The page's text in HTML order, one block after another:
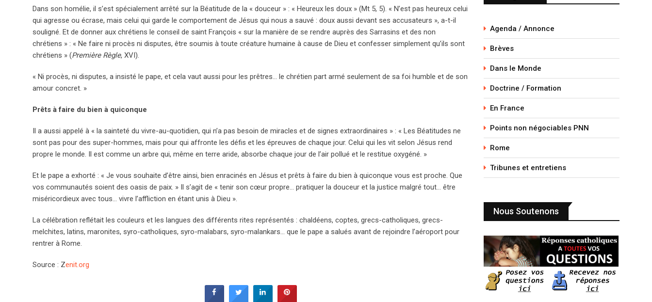
Dans son homélie, il s’est spécialement arrêté sur la Béatitude de la « douceur » : « Heureux les doux » (Mt 5, 5). « N’est pas heureux celui
qui agresse ou écrase, mais celui qui garde le comportement de Jésus qui nous a sauvé : doux aussi devant ses accusateurs », a-t-il
souligné. Et de donner aux chrétiens le conseil de saint François « sur la manière de se rendre auprès des Sarrasins et des non
chrétiens » : « Ne faire ni procès ni disputes, être soumis à toute créature humaine à cause de Dieu et confesser simplement qu’ils sont
chrétiens » (Première Règle, XVI).
« Ni procès, ni disputes, a insisté le pape, et cela vaut aussi pour les prêtres… le chrétien part armé seulement de sa foi humble et de son
amour concret. »
Prêts à faire du bien à quiconque
Il a aussi appelé à « la sainteté du vivre-au-quotidien, qui n’a pas besoin de miracles et de signes extraordinaires » : « Les Béatitudes ne
sont pas pour des super-hommes, mais pour qui affronte les défis et les épreuves de chaque jour. Celui qui les vit selon Jésus rend
propre le monde. Il est comme un arbre qui, même en terre aride, absorbe chaque jour de l’air pollué et le restitue oxygéné. »
Et le pape a exhorté : « Je vous souhaite d’être ainsi, bien enracinés en Jésus et prêts à faire du bien à quiconque vous est proche. Que
vos communautés soient des oasis de paix. » Il s’agit de « tenir son cœur propre… pratiquer la douceur et la justice malgré tout… être
miséricordieux avec tous… vivre l’affliction en étant unis à Dieu ».
La célébration reflétait les couleurs et les langues des différents rites représentés : chaldéens, coptes, grecs-catholiques, grecs-
melchites, latins, maronites, syro-catholiques, syro-malabars, syro-malankars… que le pape a salués avant de rejoindre l’aéroport pour
rentrer à Rome.
Source : Zenit.org
Agenda / Annonce
Brèves
Dans le Monde
Doctrine / Formation
En France
Points non négociables PNN
Rome
Tribunes et entretiens
Nous Soutenons